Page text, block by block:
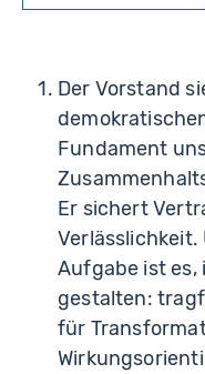
Der Vorstand
Fundament
Er sichert
Verlässlichkeit.
Aufgabe ist
gestalten:
für